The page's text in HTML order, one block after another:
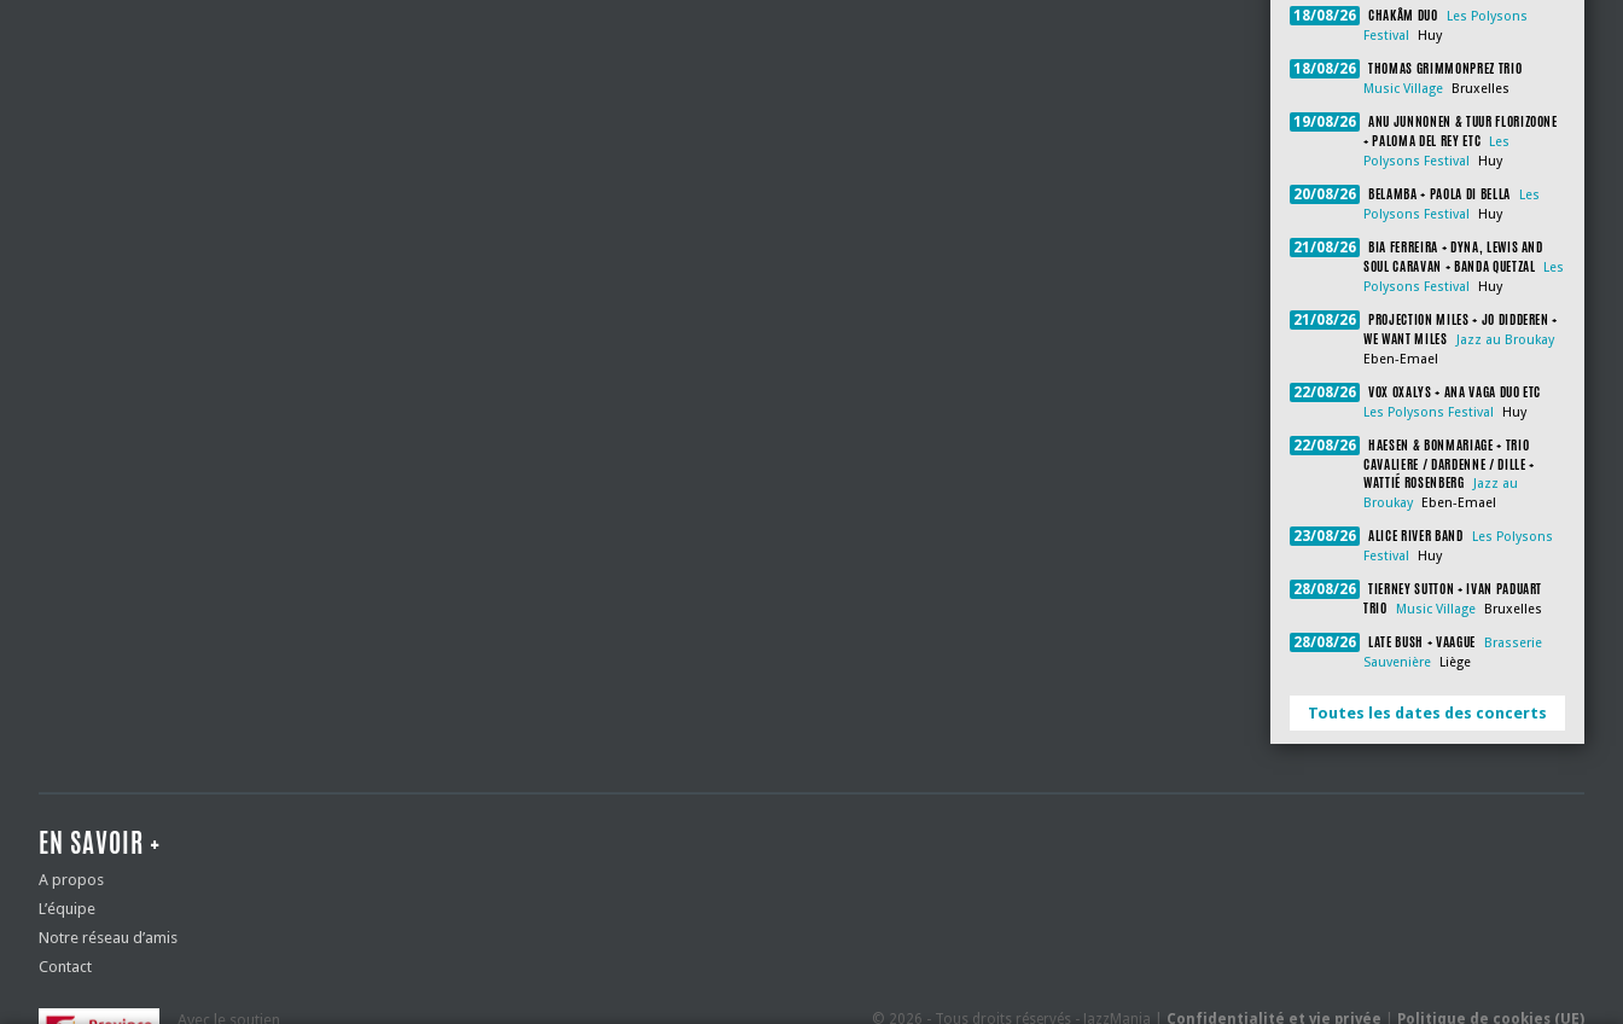
18/08/26 CHAKÂM DUO
Les Polysons
Festival
Huy
18/08/26 THOMAS GRIMMONPREZ TRIO
Music Village Bruxelles
19/08/26
ANU JUNNONEN & TUUR FLORIZOONE
+ PALOMA DEL REY ETC
Les
Polysons Festival
Huy
20/08/26 BELAMBA + PAOLA DI BELLA
Les
Polysons Festival
Huy
21/08/26
BIA FERREIRA + DYNA, LEWIS AND
SOUL CARAVAN + BANDA QUETZAL
Les
Polysons Festival
Huy
21/08/26
PROJECTION MILES + JO DIDDEREN +
WE WANT MILES
Jazz au Broukay
Eben-Emael
22/08/26 VOX OXALYS + ANA VAGA DUO ETC
Les Polysons Festival Huy
22/08/26
HAESEN & BONMARIAGE + TRIO
CAVALIERE / DARDENNE / DILLE +
WATTIÉ ROSENBERG
Jazz au
Broukay
Eben-Emael
23/08/26 ALICE RIVER BAND
Les Polysons
Festival
Huy
28/08/26
TIERNEY SUTTON + IVAN PADUART
TRIO
Music Village Bruxelles
28/08/26 LATE BUSH + VAAGUE
Brasserie
Sauvenière
Liège
Toutes les dates des concerts
EN SAVOIR +
A propos
L’équipe
Notre réseau d’amis
Contact
Avec le soutien © 2026 - Tous droits réservés - JazzMania | Confidentialité et vie privée Politique de cookies (UE)